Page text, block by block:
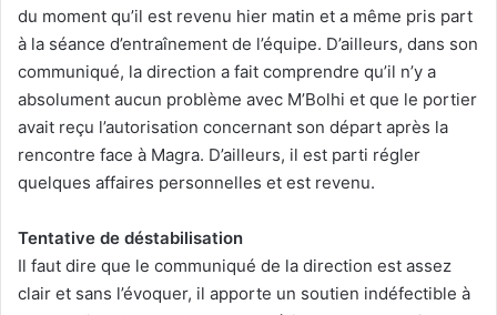
du moment qu’il est revenu hier matin et a même pris part
à la séance d’entraînement de l’équipe. D’ailleurs, dans son
communiqué, la direction a fait comprendre qu’il n’y a
absolument aucun problème avec M’Bolhi et que le portier
avait reçu l’autorisation concernant son départ après la
rencontre face à Magra. D’ailleurs, il est parti régler
quelques affaires personnelles et est revenu.
Tentative de déstabilisation
Il faut dire que le communiqué de la direction est assez
clair et sans l’évoquer, il apporte un soutien indéfectible à